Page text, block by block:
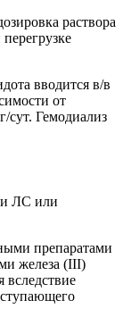
раствора
вводится в/в
от
сут. Гемодиализ
ЛС или
препаратами
железа (III)
вследствие